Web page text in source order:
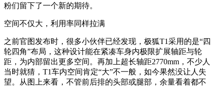
粉们留下了一个新的期待。
空间不仅大，利用率同样拉满
之前官图发布时，很多小伙伴已经发现，极狐T1采用的是“四
轮四角”布局，这种设计能在紧凑车身内极限扩展轴距与轮
距，为内部留出更多空间。再加上超长轴距2770mm，不少人
当时就猜，T1车内空间肯定“大”不一般，如今果然没让人失
望。从图上来看，不管前后排的头部或腿部，余量看着都不